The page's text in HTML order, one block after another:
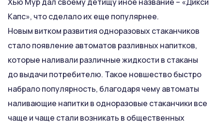
Капс», что сделало их еще популярнее.
Новым витком развития одноразовых стаканчиков
стало появление автоматов разливных напитков,
которые наливали различные жидкости в стаканы
до выдачи потребителю. Такое новшество быстро
набрало популярность, благодаря чему автоматы
наливающие напитки в одноразовые стаканчики все
чаще и чаще стали возникать в общественных